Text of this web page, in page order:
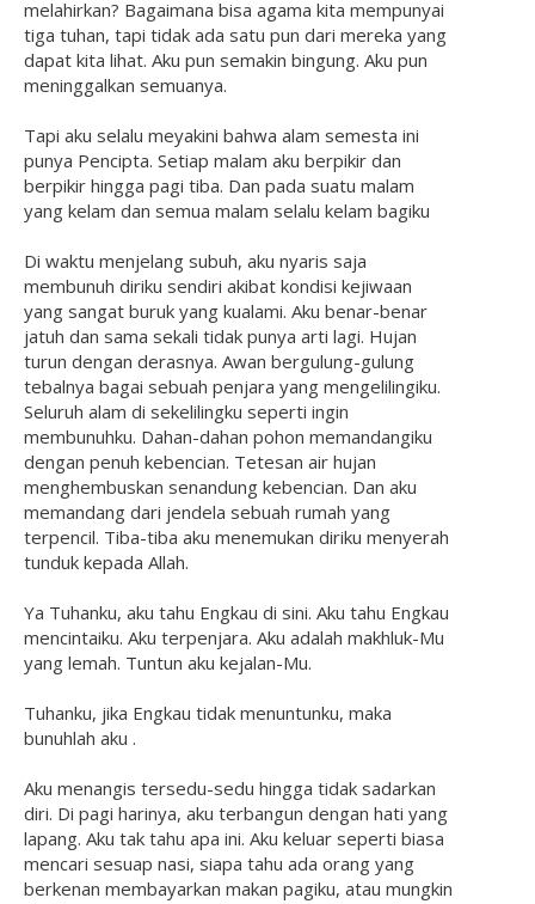
melahirkan? Bagaimana bisa agama kita mempunyai
tiga tuhan, tapi tidak ada satu pun dari mereka yang
dapat kita lihat. Aku pun semakin bingung. Aku pun
meninggalkan semuanya.
Tapi aku selalu meyakini bahwa alam semesta ini
punya Pencipta. Setiap malam aku berpikir dan
berpikir hingga pagi tiba. Dan pada suatu malam
yang kelam dan semua malam selalu kelam bagiku
Di waktu menjelang subuh, aku nyaris saja
membunuh diriku sendiri akibat kondisi kejiwaan
yang sangat buruk yang kualami. Aku benar-benar
jatuh dan sama sekali tidak punya arti lagi. Hujan
turun dengan derasnya. Awan bergulung-gulung
tebalnya bagai sebuah penjara yang mengelilingiku.
Seluruh alam di sekelilingku seperti ingin
membunuhku. Dahan-dahan pohon memandangiku
dengan penuh kebencian. Tetesan air hujan
menghembuskan senandung kebencian. Dan aku
memandang dari jendela sebuah rumah yang
terpencil. Tiba-tiba aku menemukan diriku menyerah
tunduk kepada Allah.
Ya Tuhanku, aku tahu Engkau di sini. Aku tahu Engkau
mencintaiku. Aku terpenjara. Aku adalah makhluk-Mu
yang lemah. Tuntun aku kejalan-Mu.
Tuhanku, jika Engkau tidak menuntunku, maka
bunuhlah aku .
Aku menangis tersedu-sedu hingga tidak sadarkan
diri. Di pagi harinya, aku terbangun dengan hati yang
lapang. Aku tak tahu apa ini. Aku keluar seperti biasa
mencari sesuap nasi, siapa tahu ada orang yang
berkenan membayarkan makan pagiku, atau mungkin